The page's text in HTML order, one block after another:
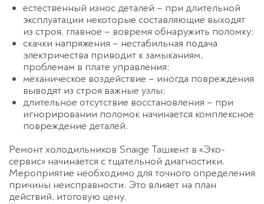
естественный износ деталей – при длительной
эксплуатации некоторые составляющие выходят
из строя, главное – вовремя обнаружить поломку;
скачки напряжения – нестабильная подача
электричества приводит к замыканиям,
проблемам в плате управления;
механическое воздействие – иногда повреждения
выводят из строя важные узлы;
длительное отсутствие восстановления – при
игнорировании поломок начинается комплексное
повреждение деталей.
Ремонт холодильников Snaige Ташкент в «Эко-
сервис» начинается с тщательной диагностики.
Мероприятие необходимо для точного определения
причины неисправности. Это влияет на план
действий, итоговую цену.